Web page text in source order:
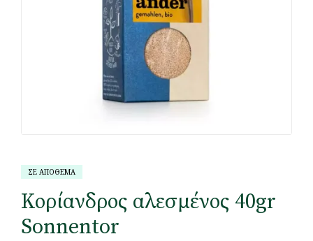
ΣΕ ΑΠΟΘΕΜΑ
Κορίανδρος αλεσμένος 40gr
Sonnentor